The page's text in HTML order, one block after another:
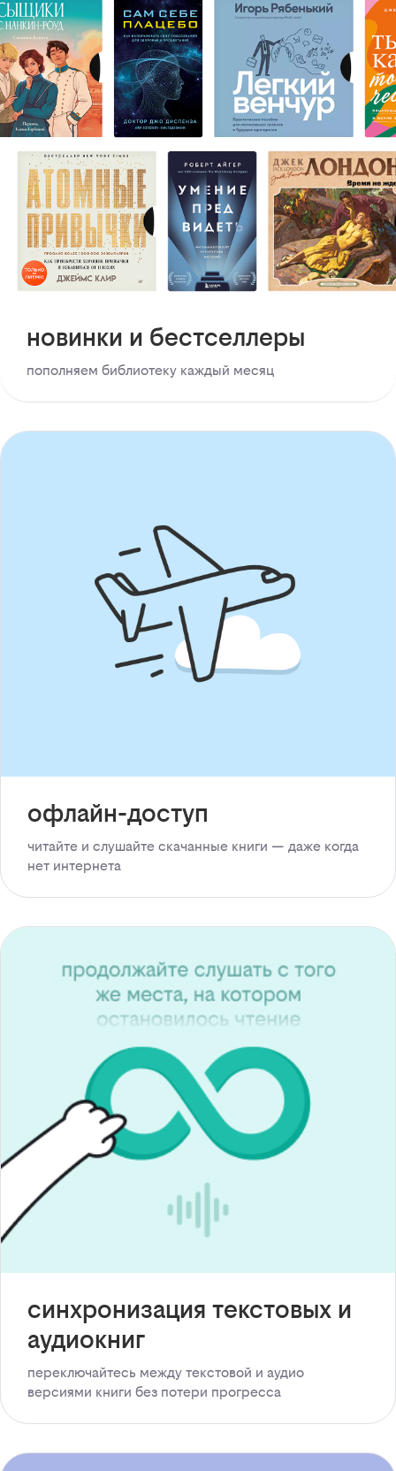
новинки и бестселлеры
пополняем библиотеку каждый месяц
офлайн-доступ
читайте и слушайте скачанные книги — даже когда
нет интернета
синхронизация текстовых и
аудиокниг
переключайтесь между текстовой и аудио
версиями книги без потери прогресса